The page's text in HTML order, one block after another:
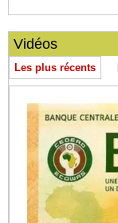
Vidéos
Les plus récents